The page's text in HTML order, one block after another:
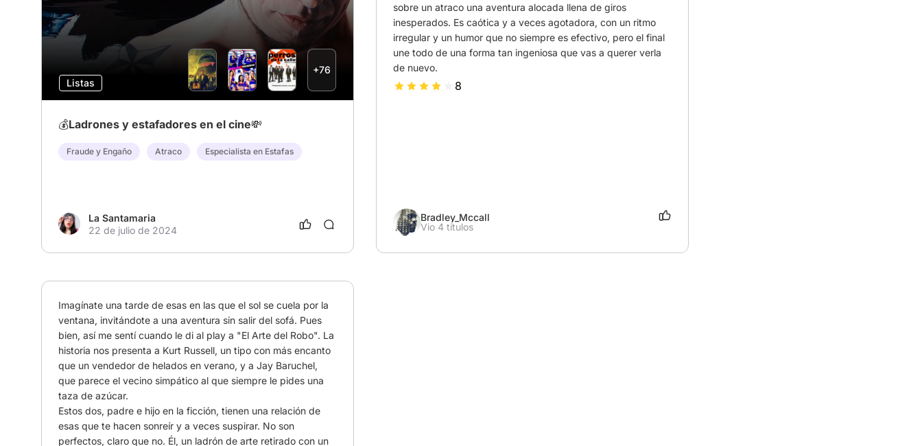
Listas
+76
💰Ladrones y estafadores en el cine💸
Fraude y Engaño Atraco Especialista en Estafas
La Santamaria
22 de julio de 2024
sobre un atraco una aventura alocada llena de giros
inesperados. Es caótica y a veces agotadora, con un ritmo
irregular y un humor que no siempre es efectivo, pero el final
une todo de una forma tan ingeniosa que vas a querer verla
de nuevo.
8
Bradley_Mccall
Vio 4 títulos
Imagínate una tarde de esas en las que el sol se cuela por la
ventana, invitándote a una aventura sin salir del sofá. Pues
bien, así me sentí cuando le di al play a "El Arte del Robo". La
historia nos presenta a Kurt Russell, un tipo con más encanto
que un vendedor de helados en verano, y a Jay Baruchel,
que parece el vecino simpático al que siempre le pides una
taza de azúcar.
Estos dos, padre e hijo en la ficción, tienen una relación de
esas que te hacen sonreír y a veces suspirar. No son
perfectos, claro que no. Él, un ladrón de arte retirado con un